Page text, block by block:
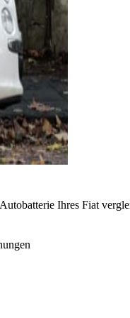
Ihres Fiat